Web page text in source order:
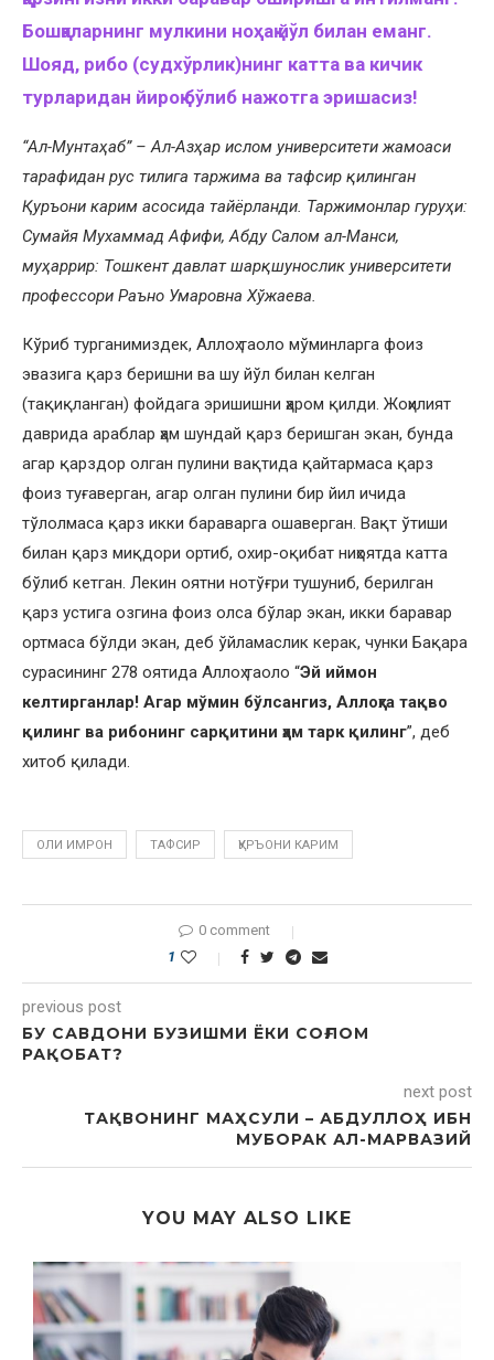
Бошқаларнинг мулкини ноҳақйўл билан еманг.
Шояд, рибо (судхўрлик)нинг катта ва кичик
турларидан йироқ бўлиб нажотга эришасиз!
“Ал-Мунтаҳаб” – Ал-Азҳар ислом университети жамоаси
тарафидан рус тилига таржима ва тафсир қилинган
Қуръони карим асосида тайёрланди. Таржимонлар гуруҳи:
Сумайя Мухаммад Афифи, Абду Салом ал-Манси,
муҳаррир: Тошкент давлат шарқшунослик университети
профессори Раъно Умаровна Хўжаева.
Кўриб турганимиздек, Аллоҳ таоло мўминларга фоиз
эвазига қарз беришни ва шу йўл билан келган
(тақиқланган) фойдага эришишни ҳаром қилди. Жоҳилият
даврида араблар ҳам шундай қарз беришган экан, бунда
агар қарздор олган пулини вақтида қайтармаса қарз
фоиз туғаверган, агар олган пулини бир йил ичида
тўлолмаса қарз икки бараварга ошаверган. Вақт ўтиши
билан қарз миқдори ортиб, охир-оқибат ниҳоятда катта
бўлиб кетган. Лекин оятни нотўғри тушуниб, берилган
қарз устига озгина фоиз олса бўлар экан, икки баравар
ортмаса бўлди экан, деб ўйламаслик керак, чунки Бақара
сурасининг 278 оятида Аллоҳ таоло “Эй иймон
келтирганлар! Агар мўмин бўлсангиз, Аллоҳга тақво
қилинг ва рибонинг сарқитини ҳам тарк қилинг”, деб
хитоб қилади.
ОЛИ ИМРОН ТАФСИР ҚУРЪОНИ КАРИМ
0 comment
1
previous post
БУ САВДОНИ БУЗИШМИ ЁКИ СОҒЛОМ
РАҚОБАТ?
next post
ТАҚВОНИНГ МАҲСУЛИ – АБДУЛЛОҲ ИБН
МУБОРАК АЛ-МАРВАЗИЙ
YOU MAY ALSO LIKE